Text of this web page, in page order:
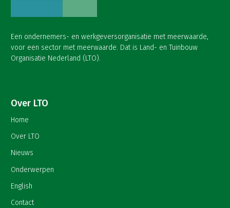
Een ondernemers- en werkgeversorganisatie met meerwaarde,
voor een sector met meerwaarde. Dat is Land- en Tuinbouw
Organisatie Nederland (LTO).
Over LTO
Home
Over LTO
Nieuws
Onderwerpen
English
Contact